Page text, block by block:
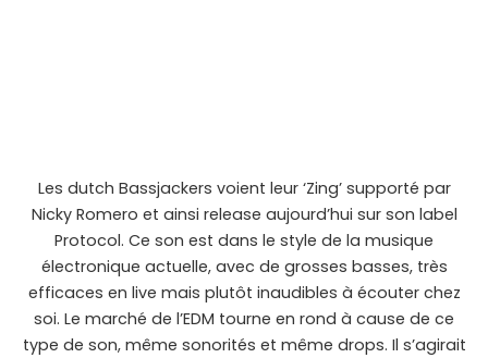
Les dutch Bassjackers voient leur ‘Zing’ supporté par
Nicky Romero et ainsi release aujourd’hui sur son label
Protocol. Ce son est dans le style de la musique
électronique actuelle, avec de grosses basses, très
efficaces en live mais plutôt inaudibles à écouter chez
soi. Le marché de l’EDM tourne en rond à cause de ce
type de son, même sonorités et même drops. Il s’agirait